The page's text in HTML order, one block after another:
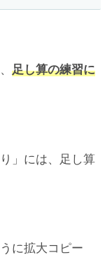
足し算の練習に
」には、足し算
に拡大コピー